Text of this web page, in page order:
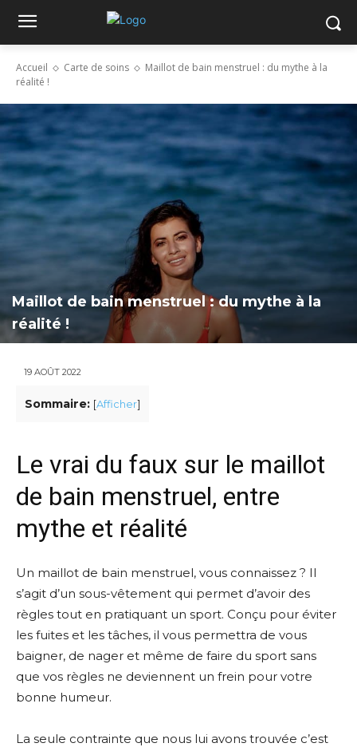
Accueil Carte de soins
Maillot de bain menstruel : du mythe à la
réalité !
Maillot de bain menstruel : du mythe à la
réalité !
19 AOÛT 2022
Sommaire: [Afficher]
Le vrai du faux sur le maillot
de bain menstruel, entre
mythe et réalité
Un maillot de bain menstruel, vous connaissez ? Il
s’agit d’un sous-vêtement qui permet d’avoir des
règles tout en pratiquant un sport. Conçu pour éviter
les fuites et les tâches, il vous permettra de vous
baigner, de nager et même de faire du sport sans
que vos règles ne deviennent un frein pour votre
bonne humeur.
La seule contrainte que nous lui avons trouvée c’est